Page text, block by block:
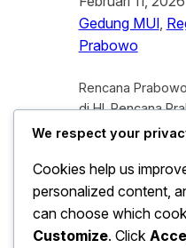
Gedung MUI,
Prabowo
Rencana
di HI. Rencana
Gedung MUI di HI
Wacana tersebut
tanggapan, baik
agama,
masyarakat
We respect your
Cookies help us
personalized content,
can choose which
Customize. Click